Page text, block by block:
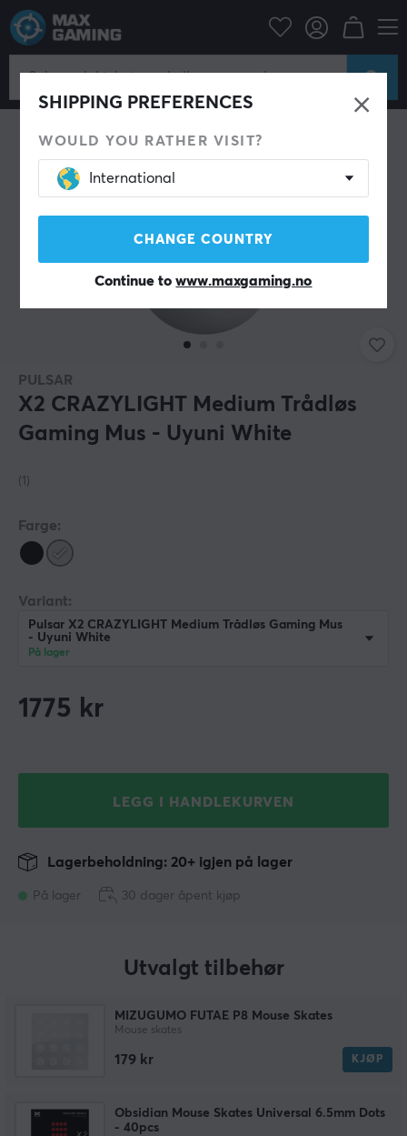
SHIPPING PREFERENCES
WOULD YOU RATHER VISIT?
International
CHANGE COUNTRY
Continue towww.maxgaming.no
Datatilbehør Gaming mus Trådløs
PULSAR
X2 CRAZYLIGHT Medium Trådløs
Gaming Mus - Uyuni White
(1)
Farge:
Variant:
Pulsar X2 CRAZYLIGHT Medium Trådløs Gaming Mus
- Uyuni White
På lager
1775 kr
LEGG I HANDLEKURVEN
På lager
Lagerbeholdning: 20+ igjen på lager
30 dager åpent kjøp
Utvalgt tilbehør
MIZUGUMO FUTAE P8 Mouse Skates
Mouse skates
179 kr KJØP
Obsidian Mouse Skates Universal 6.5mm Dots
- 40pcs